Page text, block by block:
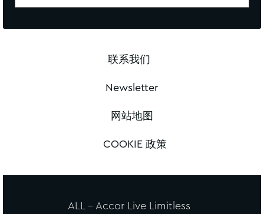
联系我们
Newsletter
网站地图
COOKIE 政策
ALL - Accor Live Limitless